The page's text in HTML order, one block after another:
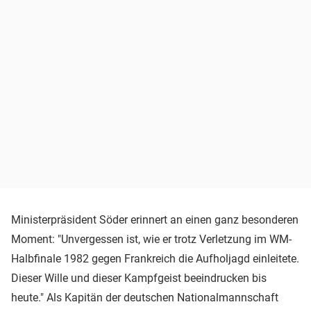
Ministerpräsident Söder erinnert an einen ganz besonderen
Moment: "Unvergessen ist, wie er trotz Verletzung im WM-
Halbfinale 1982 gegen Frankreich die Aufholjagd einleitete.
Dieser Wille und dieser Kampfgeist beeindrucken bis
heute." Als Kapitän der deutschen Nationalmannschaft